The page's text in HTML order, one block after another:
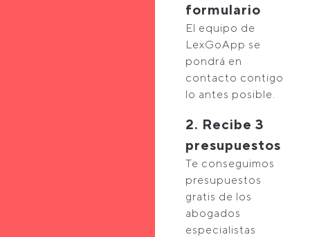
formulario
El equipo de
LexGoApp se
pondrá en
contacto contigo
lo antes posible.
2. Recibe 3
presupuestos
Te conseguimos
presupuestos
gratis de los
abogados
especialistas